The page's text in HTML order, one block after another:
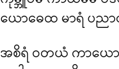
ယောဓေထ မာရံ ပညာ
အစိရံဝတယံ ကာယေ